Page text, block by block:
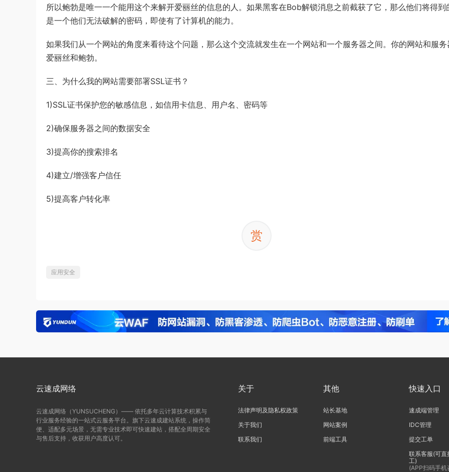
所以鲍勃是唯一一个能用这个来解开爱丽丝的信息的人。如果黑客在Bob解锁消息之前截获了它，那么他们将得到
是一个他们无法破解的密码，即使有了计算机的能力。
如果我们从一个网站的角度来看待这个问题，那么这个交流就发生在一个网站和一个服务器之间。你的网站和服务
爱丽丝和鲍勃。
三、为什么我的网站需要部署SSL证书？
1)SSL证书保护您的敏感信息，如信用卡信息、用户名、密码等
2)确保服务器之间的数据安全
3)提高你的搜索排名
4)建立/增强客户信任
5)提高客户转化率
赏
应用安全
云速成网络
云速成网络（YUNSUCHENG）—— 依托多年云计算技术积累与
行业服务经验的一站式云服务平台。旗下云速成建站系统，操作简
便、适配多元场景，无需专业技术即可快速建站，搭配全周期安全
与售后支持，收获用户高度认可。
关于
法律声明及隐私权政策
关于我们
联系我们
其他
站长基地
网站案例
前端工具
快速入口
速成端管理
IDC管理
提交工单
联系客服(可直
工)
(APP扫码手机